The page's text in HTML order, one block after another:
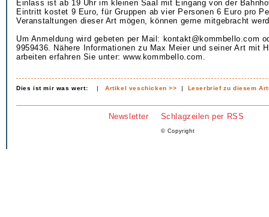
Einlass ist ab 19 Uhr im kleinen Saal mit Eingang von der
Eintritt kostet 9 Euro, für Gruppen ab vier Personen 6 Euro pro
Veranstaltungen dieser Art mögen, können gerne mitgebracht
Um Anmeldung wird gebeten per Mail: kontakt@kommbello.com
9959436. Nähere Informationen zu Max Meier und seiner Art mit
arbeiten erfahren Sie unter: www.kommbello.com.
Dies ist mir was wert: |Artikel veschicken >> | Leserbrief zu diesem
Newsletter Schlagzeilen per RSS
© Copyright